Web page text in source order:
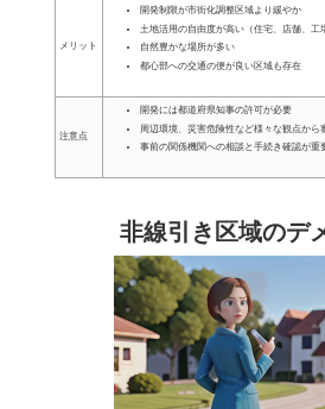
メリット
開発制限が市街化調整区域より緩やか
土地活用の自由度が高い（住宅、店舗、工
自然豊かな場所が多い
都心部への交通の便が良い区域も存在
注意点
開発には都道府県知事の許可が必要
周辺環境、災害危険性など様々な観点から
事前の関係機関への相談と手続き確認が重
非線引き区域のデ